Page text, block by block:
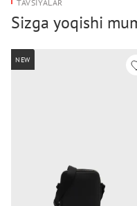
TAVSIYALAR
Sizga yoqishi
NEW